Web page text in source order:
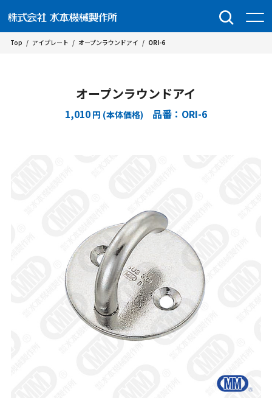
Top / アイプレート / オープンラウンドアイ / ORI-6
オープンラウンドアイ
1,010 円 (本体価格) 品番：ORI-6